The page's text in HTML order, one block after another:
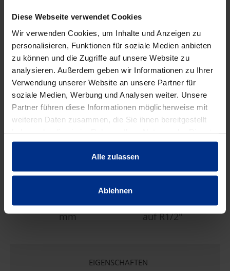
Diese Webseite verwendet Cookies
Wir verwenden Cookies, um Inhalte und Anzeigen zu
personalisieren, Funktionen für soziale Medien anbieten
zu können und die Zugriffe auf unsere Website zu
analysieren. Außerdem geben wir Informationen zu Ihrer
Verwendung unserer Website an unsere Partner für
soziale Medien, Werbung und Analysen weiter. Unsere
Partner führen diese Informationen möglicherweise mit
weiteren Daten zusammen, die Sie ihnen bereitgestellt
gesammelt haben.
Alle zulassen
Ablehnen
ZUBEHÖR/WERKZEUG/S
ONSTIGES
Versenkkörper 100
mm
Übergangsstück SPR
auf R1/2"
EIGENSCHAFTEN